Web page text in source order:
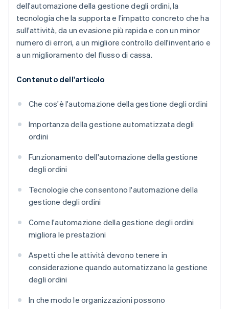
dell'automazione della gestione degli ordini, la
tecnologia che la supporta e l'impatto concreto che ha
sull'attività, da un evasione più rapida e con un minor
numero di errori, a un migliore controllo dell'inventario e
a un miglioramento del flusso di cassa.
Contenuto dell'articolo
Che cos'è l'automazione della gestione degli ordini
Importanza della gestione automatizzata degli
ordini
Funzionamento dell'automazione della gestione
degli ordini
Tecnologie che consentono l'automazione della
gestione degli ordini
Come l'automazione della gestione degli ordini
migliora le prestazioni
Aspetti che le attività devono tenere in
considerazione quando automatizzano la gestione
degli ordini
In che modo le organizzazioni possono